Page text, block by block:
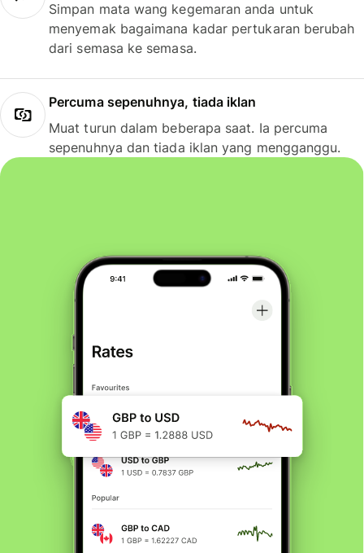
Simpan mata wang kegemaran anda untuk
menyemak bagaimana kadar pertukaran berubah
dari semasa ke semasa.
Percuma sepenuhnya, tiada iklan
Muat turun dalam beberapa saat. Ia percuma
sepenuhnya dan tiada iklan yang mengganggu.